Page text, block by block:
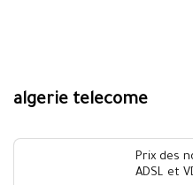
algerie telecome
Prix des
ADSL et